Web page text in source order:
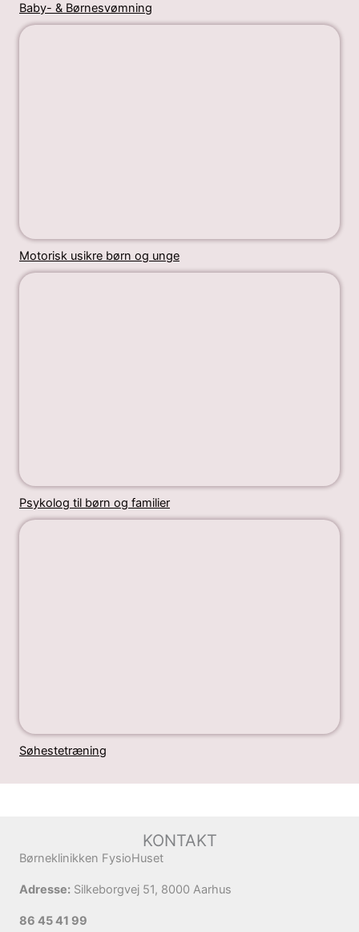
Baby- & Børnesvømning
Motorisk usikre børn og unge
Psykolog til børn og familier
Søhestetræning
KONTAKT
Børneklinikken FysioHuset
Adresse: Silkeborgvej 51, 8000 Aarhus
86 45 41 99